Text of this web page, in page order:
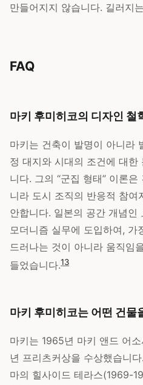
만들어지지 않습니다. 길러지
FAQ
마키 후미히코의 디자인 철
마키는 건축이 발명이 아니라
정 대지와 시대의 조건에 대한
니다. 그의 “군집 형태” 이론
니라 도시 조직의 반응적 참여
안합니다. 일본의 공간 개념인
모더니즘 실무에 도입하여, 가
드러나는 것이 아니라 움직임
들었습니다.13
마키 후미히코는 어떤 건물
마키는 1965년 마키 앤드 어
년 프리츠커상을 수상했습니
마의 힐사이드 테라스(1969-